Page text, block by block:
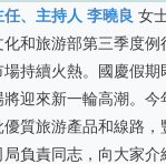
、主持人 李曉良 女
和旅游部第三季度例
持續火熱。國慶假
迎來新一輪高潮。
質旅游產品和線路
負責同志，向大家介